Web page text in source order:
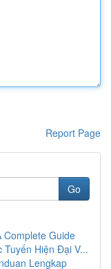
Report Page
Go
Complete Guide
Tuyến Hiện Đại V...
Lengkap